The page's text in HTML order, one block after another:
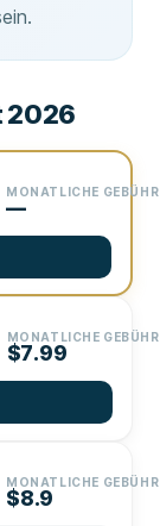
2026
MONATLICHE GEBÜHR
—
MONATLICHE GEBÜHR
$7.99
MONATLICHE GEBÜHR
$8.9